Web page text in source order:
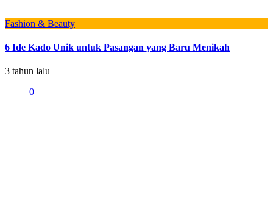
Fashion & Beauty
6 Ide Kado Unik untuk Pasangan yang Baru Menikah
3 tahun lalu
0